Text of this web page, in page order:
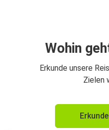
Wohin
Erkunde unsere
Zielen